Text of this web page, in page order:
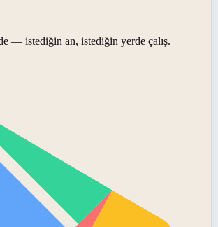
— istediğin an, istediğin yerde çalış.